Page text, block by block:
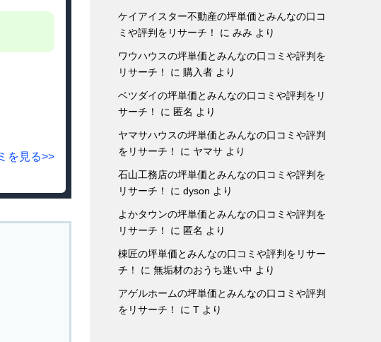
を見る>>
ケイアイスター不動産の坪単価とみんなの口コ
ミや評判をリサーチ！
に みみ より
ワウハウスの坪単価とみんなの口コミや評判を
リサーチ！
に 購入者 より
ベツダイの坪単価とみんなの口コミや評判をリ
サーチ！
に 匿名 より
ヤマサハウスの坪単価とみんなの口コミや評判
をリサーチ！
に ヤマサ より
石山工務店の坪単価とみんなの口コミや評判を
リサーチ！
に dyson より
よかタウンの坪単価とみんなの口コミや評判を
リサーチ！
に 匿名 より
棟匠の坪単価とみんなの口コミや評判をリサー
チ！
に 無垢材のおうち迷い中 より
アゲルホームの坪単価とみんなの口コミや評判
をリサーチ！
に T より